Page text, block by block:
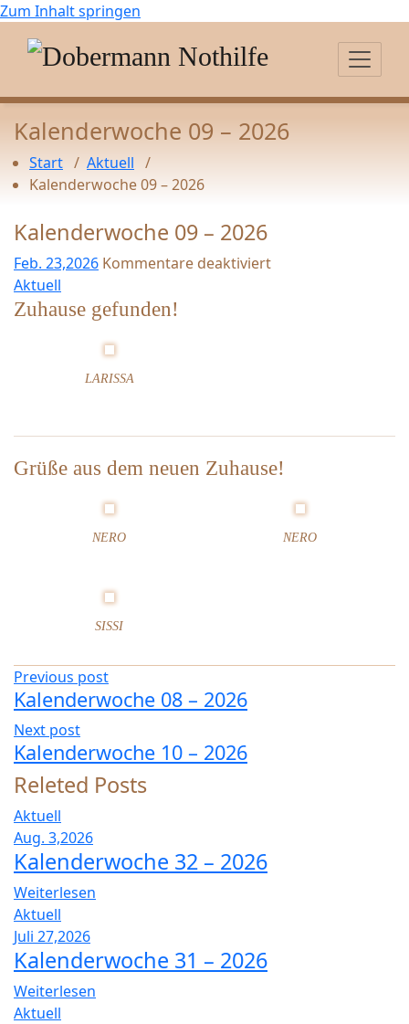
Zum Inhalt springen
Kalenderwoche 09 – 2026
Start / Aktuell /
Kalenderwoche 09 – 2026
Kalenderwoche 09 – 2026
Feb. 23,2026 Kommentare deaktiviert
f
ü
e
2
0
2
6
Aktuell
Zuhause gefunden!
LARISSA
Grüße aus dem neuen Zuhause!
NERO NERO
SISSI
Previous post
Kalenderwoche 08 – 2026
Next post
Kalenderwoche 10 – 2026
Releted Posts
Aktuell
Aug. 3,2026
Kalenderwoche 32 – 2026
Weiterlesen
Aktuell
Juli 27,2026
Kalenderwoche 31 – 2026
Weiterlesen
Aktuell